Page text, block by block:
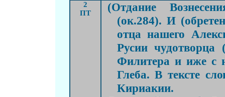
2
ПТ
(Отдание
(ок.284). И
отца нашего
Русии
Филитера и иже с
Глеба. В тексте
Кириакии.